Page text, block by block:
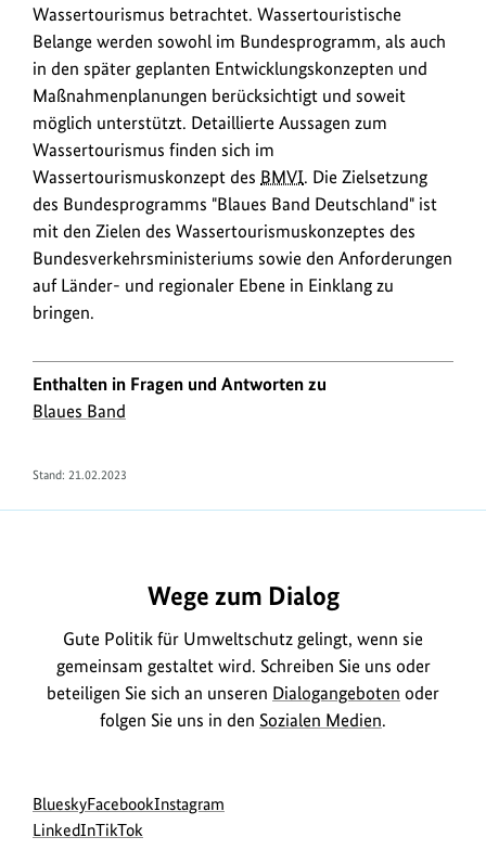
Wassertourismus betrachtet. Wassertouristische
Belange werden sowohl im Bundesprogramm, als auch
in den später geplanten Entwicklungskonzepten und
Maßnahmenplanungen berücksichtigt und soweit
möglich unterstützt. Detaillierte Aussagen zum
Wassertourismus finden sich im
Wassertourismuskonzept des BMVI. Die Zielsetzung
des Bundesprogramms "Blaues Band Deutschland" ist
mit den Zielen des Wassertourismuskonzeptes des
Bundesverkehrsministeriums sowie den Anforderungen
auf Länder- und regionaler Ebene in Einklang zu
bringen.
Enthalten in Fragen und Antworten zu
Blaues Band
Stand: 21.02.2023
Wege zum Dialog
Gute Politik für Umweltschutz gelingt, wenn sie
gemeinsam gestaltet wird. Schreiben Sie uns oder
beteiligen Sie sich an unseren Dialogangeboten oder
folgen Sie uns in den Sozialen Medien.
Social
Media
Blueskyzur
Bluesky-
Facebookzur
Instagram
LinkedInzur
zur
TikTok